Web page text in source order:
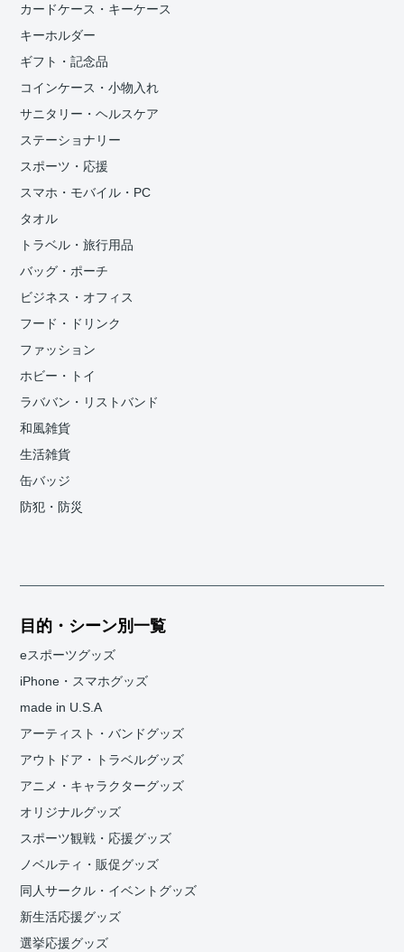
カードケース・キーケース
キーホルダー
ギフト・記念品
コインケース・小物入れ
サニタリー・ヘルスケア
ステーショナリー
スポーツ・応援
スマホ・モバイル・PC
タオル
トラベル・旅行用品
バッグ・ポーチ
ビジネス・オフィス
フード・ドリンク
ファッション
ホビー・トイ
ラババン・リストバンド
和風雑貨
生活雑貨
缶バッジ
防犯・防災
目的・シーン別一覧
eスポーツグッズ
iPhone・スマホグッズ
made in U.S.A
アーティスト・バンドグッズ
アウトドア・トラベルグッズ
アニメ・キャラクターグッズ
オリジナルグッズ
スポーツ観戦・応援グッズ
ノベルティ・販促グッズ
同人サークル・イベントグッズ
新生活応援グッズ
選挙応援グッズ